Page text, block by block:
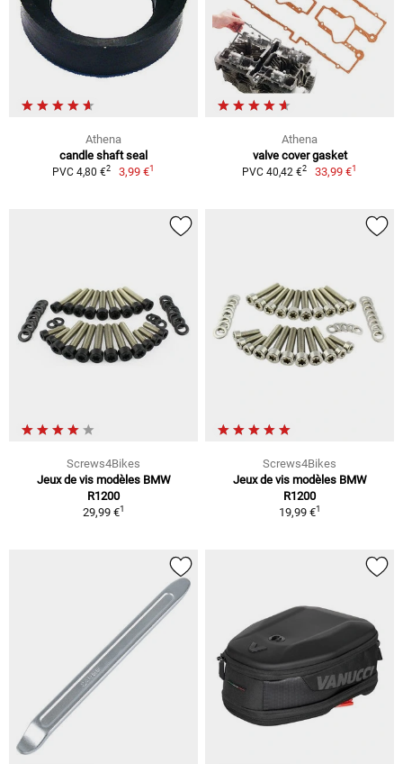
Athena
candle shaft seal
PVC 4,80 €2 3,99 €1
Athena
valve cover gasket
PVC 40,42 €2 33,99 €1
Screws4Bikes
Jeux de vis modèles BMW
R1200
29,99 €1
Screws4Bikes
Jeux de vis modèles BMW
R1200
19,99 €1